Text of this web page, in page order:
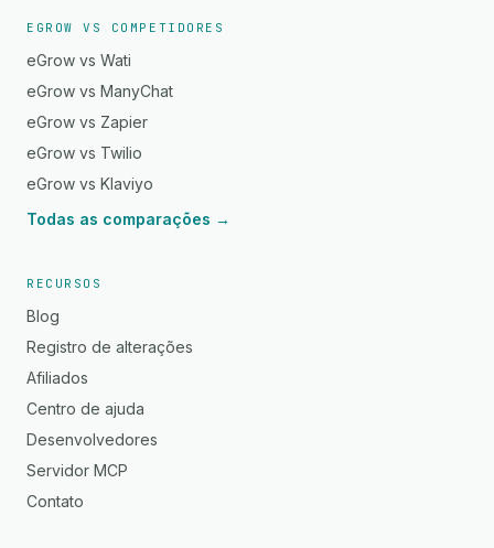
EGROW VS COMPETIDORES
eGrow vs Wati
eGrow vs ManyChat
eGrow vs Zapier
eGrow vs Twilio
eGrow vs Klaviyo
Todas as comparações →
RECURSOS
Blog
Registro de alterações
Afiliados
Centro de ajuda
Desenvolvedores
Servidor MCP
Contato